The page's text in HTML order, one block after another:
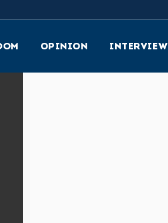
OPINION INTERVIEW